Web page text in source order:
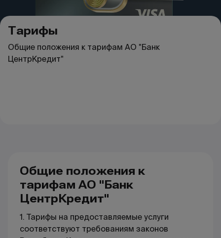
Тарифы
Общие положения к тарифам АО "Банк
ЦентрКредит"
Общие положения к
тарифам АО "Банк
ЦентрКредит"
1. Тарифы на предоставляемые услуги
соответствуют требованиям законов